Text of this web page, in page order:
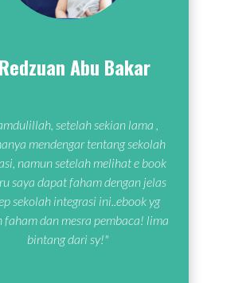
Redzuan Abu Bakar
setelah sekian lama ,
mendengar tentang sekolah
namun setelah melihat e book
saya dapat faham dengan jelas
sekolah integrasi ini..ebook yg
faham dan mesra pembaca! lima
bintang dari sy!"